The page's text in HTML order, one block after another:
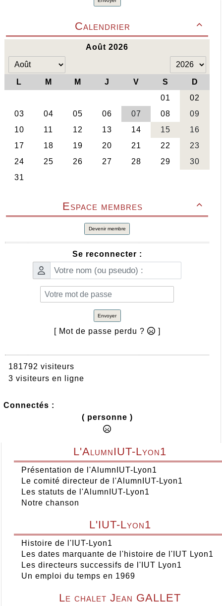

Calendrier

Espace membres
Devenir membre
Se reconnecter :
Envoyer
[ Mot de passe perdu ? ]
181792 visiteurs
3 visiteurs en ligne
Connectés :
( personne )
L'AlumnIUT-Lyon1
Présentation de l'AlumnIUT-Lyon1
Le comité directeur de l'AlumnIUT-Lyon1
Les statuts de l'AlumnIUT-Lyon1
Notre chanson
L'IUT-Lyon1
Histoire de l'IUT-Lyon1
Les dates marquante de l'histoire de l'IUT Lyon1
Les directeurs successifs de l'IUT Lyon1
Un emploi du temps en 1969
Le chalet Jean GALLET